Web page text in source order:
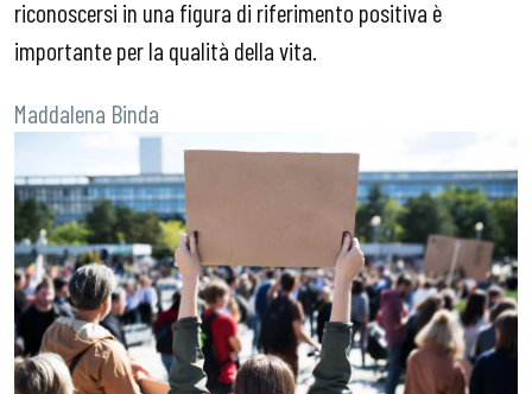
riconoscersi in una figura di riferimento positiva è
importante per la qualità della vita.
Maddalena Binda